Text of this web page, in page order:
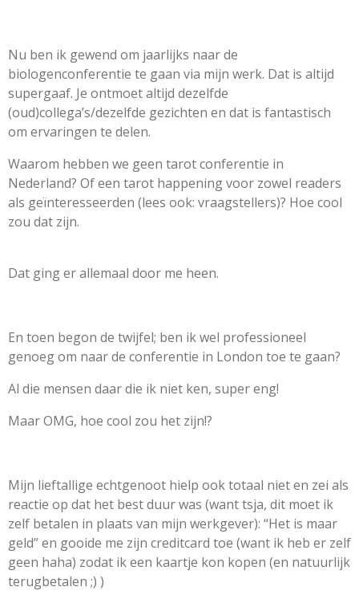
Nu ben ik gewend om jaarlijks naar de
biologenconferentie te gaan via mijn werk. Dat is altijd
supergaaf. Je ontmoet altijd dezelfde
(oud)collega’s/dezelfde gezichten en dat is fantastisch
om ervaringen te delen.
Waarom hebben we geen tarot conferentie in
Nederland? Of een tarot happening voor zowel readers
als geïnteresseerden (lees ook: vraagstellers)? Hoe cool
zou dat zijn.
Dat ging er allemaal door me heen.
En toen begon de twijfel; ben ik wel professioneel
genoeg om naar de conferentie in London toe te gaan?
Al die mensen daar die ik niet ken, super eng!
Maar OMG, hoe cool zou het zijn!?
Mijn lieftallige echtgenoot hielp ook totaal niet en zei als
reactie op dat het best duur was (want tsja, dit moet ik
zelf betalen in plaats van mijn werkgever): “Het is maar
geld” en gooide me zijn creditcard toe (want ik heb er zelf
geen haha) zodat ik een kaartje kon kopen (en natuurlijk
terugbetalen ;) )